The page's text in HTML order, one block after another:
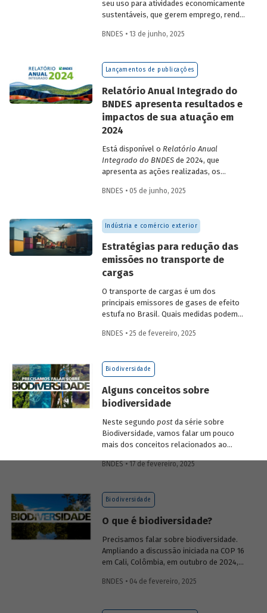
seu uso para atividades economicamente
sustentáveis, que gerem emprego, renda
vive nessas regiões, não são excludentes.
desafio para a gestão e preservação das
florestas e da possibilidade de utilização
privado para viabilizar o desenvolvimento
sustentável nessas regiões.
BNDES • 13 de junho, 2025
Lançamentos de publicações
Relatório Anual Integrado do
BNDES apresenta resultados e
impactos de sua atuação em
2024
Está disponível o Relatório Anual
Integrado do BNDESde 2024, que
apresenta as ações realizadas, os
sua atuação no ano passado. O
contribuiu com a retomada do
crescimento do país, tendo se fortalecido
como grande vetor da
neoindustrialização e do fomento à
inovação, à transição energética, à
economia verde e aos investimentos de
BNDES • 05 de junho, 2025
Indústria e comércio exterior
Estratégias para redução das
emissões no transporte de
cargas
O transporte de cargas é um dos
principais emissores de gases de efeito
estufa no Brasil. Quais medidas podem
ambiental? Confira as estratégias que
BNDES • 25 de fevereiro, 2025
Biodiversidade
Alguns conceitos sobre
biodiversidade
Neste segundo postda série sobre
Biodiversidade, vamos falar um pouco
mais dos conceitos relacionados ao
ecossistêmicos, entre outros.
BNDES • 17 de fevereiro, 2025
Biodiversidade
O que é biodiversidade?
Precisamos falar sobre biodiversidade.
Ampliando a discussão iniciada na COP 16
em Cali, Colômbia, em outubro de 2024,
(anteriormente divulgados sob forma de
os conceitos a ela relacionados, o
BNDES • 04 de fevereiro, 2025